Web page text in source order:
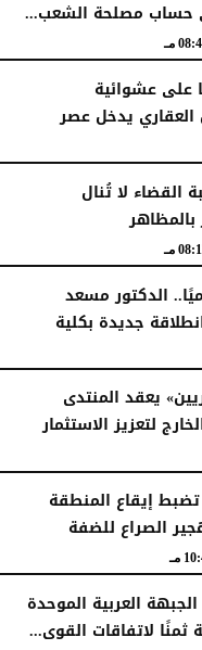
حساب مصلحة الشعب...
مـ
على عشوائية
يدخل عصر
القضاء لا تُنال
مـ
الدكتور مسعد
جديدة بكلية
يعقد المنتدى
لتعزيز الاستثمار
إيقاع المنطقة
الصراع للضفة
مـ
العربية الموحدة
لاتفاقات القوى...